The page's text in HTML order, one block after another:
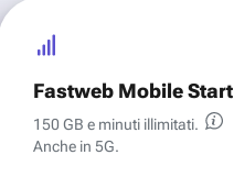
Fastweb Mobile Start
150 GB e minuti illimitati.
Anche in 5G.